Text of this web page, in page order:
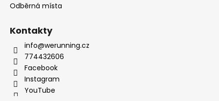
Odběrná místa
Kontakty
info@werunning.cz
774432606
Facebook
Instagram
YouTube